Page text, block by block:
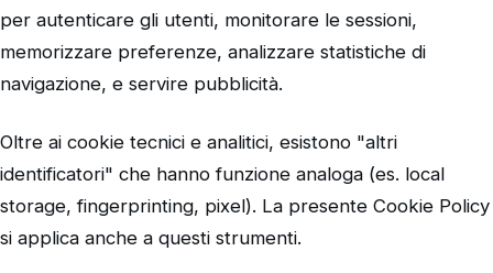
per autenticare gli utenti, monitorare le sessioni,
memorizzare preferenze, analizzare statistiche di
navigazione, e servire pubblicità.
Oltre ai cookie tecnici e analitici, esistono "altri
identificatori" che hanno funzione analoga (es. local
storage, fingerprinting, pixel). La presente Cookie Policy
si applica anche a questi strumenti.